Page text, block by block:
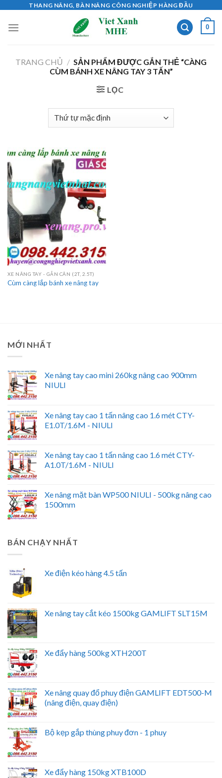
content
THANG NÂNG, BÀN NÂNG CÔNG NGHIỆP HÀNG ĐẦU
0
TRANG CHỦ / SẢN PHẨM ĐƯỢC GẮN THẺ “CÀNG
CÙM BÁNH XE NÂNG TAY 3 TẤN”
LỌC
XE NÂNG TAY - GẮN CÂN (2T, 2.5T)
Cùm càng lắp bánh xe nâng tay
MỚI NHẤT
Xe nâng tay cao mini 260kg nâng cao 900mm
NIULI
Xe nâng tay cao 1 tấn nâng cao 1.6 mét CTY-
E1.0T/1.6M - NIULI
Xe nâng tay cao 1 tấn nâng cao 1.6 mét CTY-
A1.0T/1.6M - NIULI
Xe nâng mặt bàn WP500 NIULI - 500kg nâng cao
1500mm
BÁN CHẠY NHẤT
Xe điện kéo hàng 4.5 tấn
Xe nâng tay cắt kéo 1500kg GAMLIFT SLT15M
Xe đẩy hàng 500kg XTH200T
Xe nâng quay đổ phuy điện GAMLIFT EDT500-M
(nâng điện, quay điện)
Bộ kẹp gắp thùng phuy đơn - 1 phuy
Xe đẩy hàng 150kg XTB100D